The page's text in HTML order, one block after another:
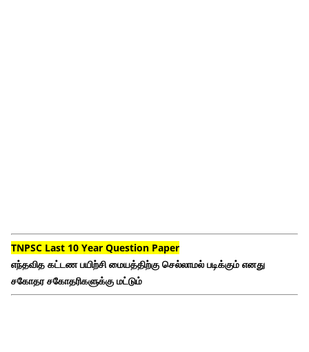
TNPSC Last 10 Year Question Paper
எந்தவித கட்டண பயிற்சி மையத்திற்கு செல்லாமல் படிக்கும் எனது
சகோதர சகோதரிகளுக்கு மட்டும்